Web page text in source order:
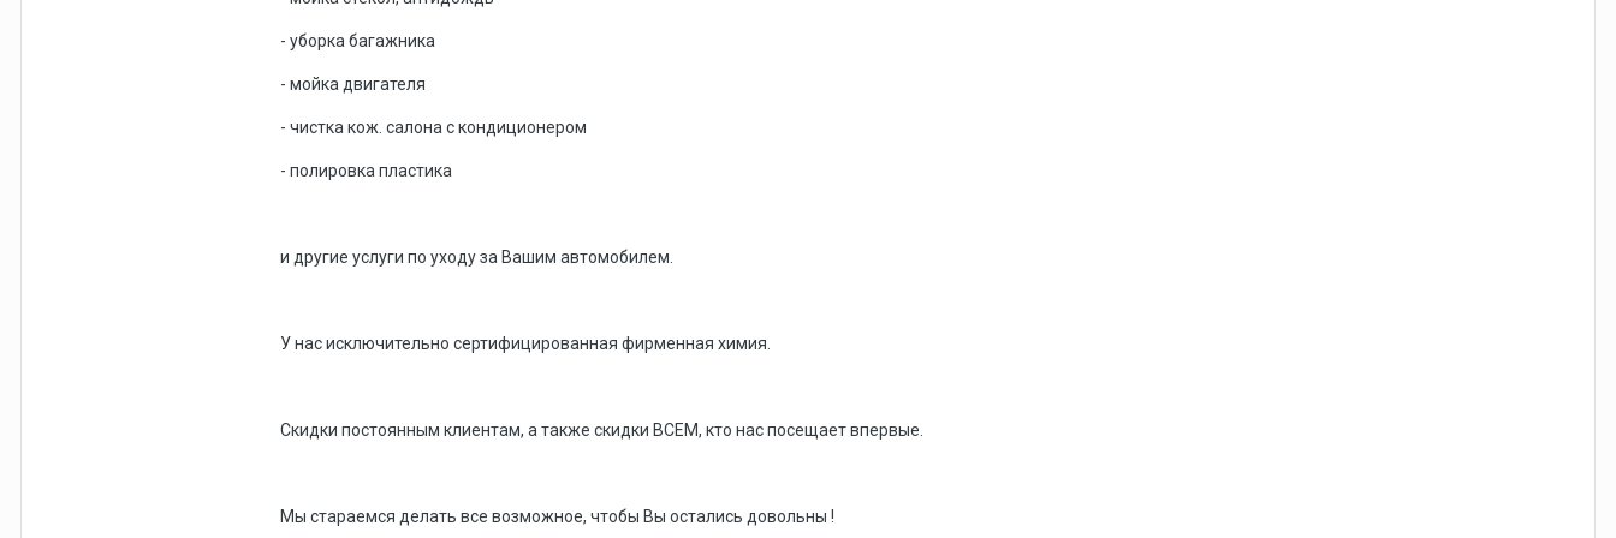
- уборка багажника
- мойка двигателя
- чистка кож. салона с кондиционером
- полировка пластика
и другие услуги по уходу за Вашим автомобилем.
У нас исключительно сертифицированная фирменная химия.
Скидки постоянным клиентам, а также скидки ВСЕМ, кто нас посещает впервые.
Мы стараемся делать все возможное, чтобы Вы остались довольны !